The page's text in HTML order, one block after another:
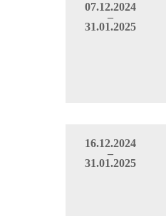
07.12.2024
–
31.01.2025
16.12.2024
–
31.01.2025